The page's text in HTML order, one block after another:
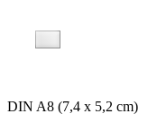
DIN A8 (7,4 x 5,2 cm)